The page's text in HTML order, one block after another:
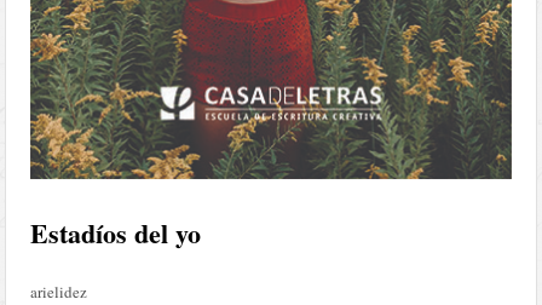
Estadíos del yo
arielidez